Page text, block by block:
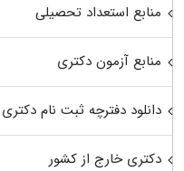
منابع استعداد تحصیلی
منابع آزمون دکتری
دانلود دفترچه ثبت نام
دکتری خارج از کشور